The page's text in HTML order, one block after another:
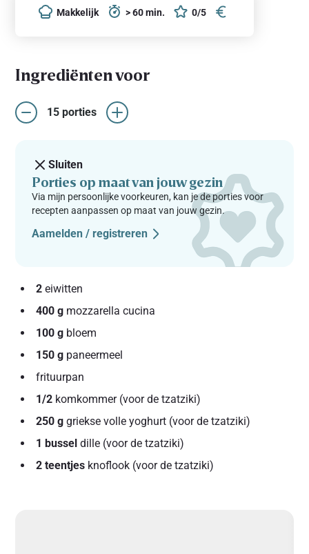
Makkelijk > 60 min. 0/5
Ingrediënten voor
15 porties
Sluiten
Porties op maat van jouw gezin
Via mijn persoonlijke voorkeuren, kan je de porties voor
recepten aanpassen op maat van jouw gezin.
Aamelden / registreren
2eiwitten
400 g mozzarella cucina
100 g bloem
150 g paneermeel
frituurpan
1/2 komkommer (voor de tzatziki)
250 g
griekse volle yoghurt (voor de tzatziki)
1 bussel dille (voor de tzatziki)
2 teentjes knoflook (voor de tzatziki)